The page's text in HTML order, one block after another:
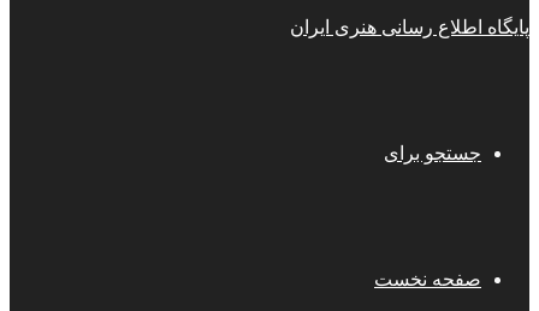
پایگاه اطلاع رسانی هنری ایران
جستجو برای
صفحه نخست